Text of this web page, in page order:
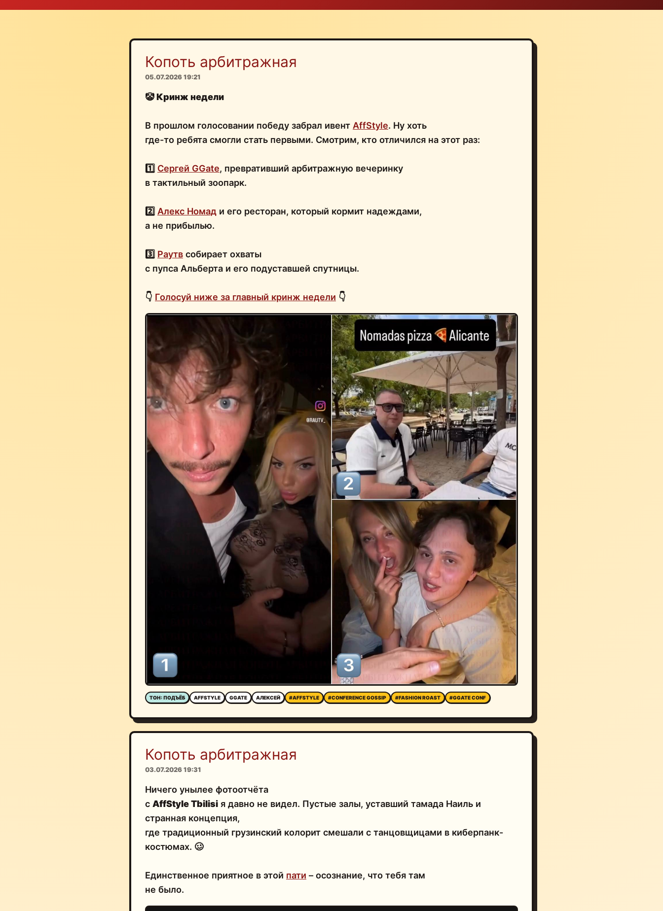
Копоть арбитражная
05.07.2026 19:21
🤡Кринж недели
В прошлом голосовании победу забрал ивент AffStyle. Ну хоть
где-то ребята смогли стать первыми. Смотрим, кто отличился на этот раз:
1️⃣ Сергей GGate, превративший арбитражную вечеринку
в тактильный зоопарк.
2️⃣ Алекс Номад и его ресторан, который кормит надеждами,
а не прибылью.
3️⃣ Раутв собирает охваты
с пупса Альберта и его подуставшей спутницы.
👇 Голосуй ниже за главный кринж недели 👇
ТОН: ПОДЪЁБ AFFSTYLE GGATE АЛЕКСЕЙ #AFFSTYLE #CONFERENCE GOSSIP #FASHION ROAST #GGATE CONF
Копоть арбитражная
03.07.2026 19:31
Ничего унылее фотоотчёта
с AffStyle Tbilisi я давно не видел. Пустые залы, уставший тамада Наиль и
странная концепция,
где традиционный грузинский колорит смешали с танцовщицами в киберпанк-
костюмах. 🥴
Единственное приятное в этой пати – осознание, что тебя там
не было.